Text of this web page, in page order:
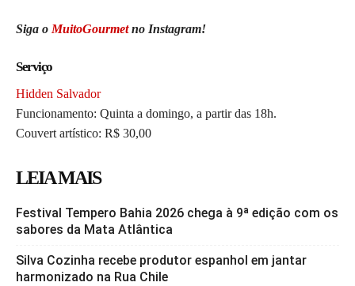
Siga oMuitoGourmetno Instagram!
Serviço
Hidden Salvador
Funcionamento: Quinta a domingo, a partir das 18h.
Couvert artístico: R$ 30,00
LEIA MAIS
Festival Tempero Bahia 2026 chega à 9ª edição com os
sabores da Mata Atlântica
Silva Cozinha recebe produtor espanhol em jantar
harmonizado na Rua Chile